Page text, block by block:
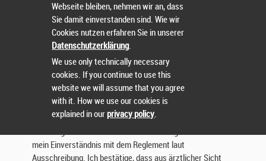
besten Fotos ausgewählt und auf der
Homepage und der Facebook-Seite
der Veranstaltung des EXR
veröffentlicht und prämiert. Die
Auswahl übernimmt eine Jury vom
TuS 1908, deren Mitglieder nicht im
Orgateam des EXR sind.
Erklärung/Datenschutz
mein Einverständnis mit dem Reglement laut
Ausschreibung. Ich bestätige, dass aus ärztlicher Sicht
Webseite bleiben, nehmen wir an, dass
Sie damit einverstanden sind. Wie wir
Cookies nutzen erfahren Sie in unserer
Datenschutzerklärung.
We use only technically necessary
cookies. If you continue to use this
website we will assume that you agree
with it. How we use our cookies is
explained in ourprivacy policy.